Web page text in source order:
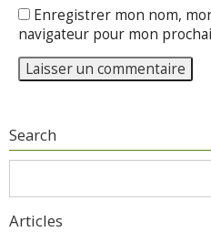
Enregistrer mon nom,
navigateur pour mon
Search
Articles